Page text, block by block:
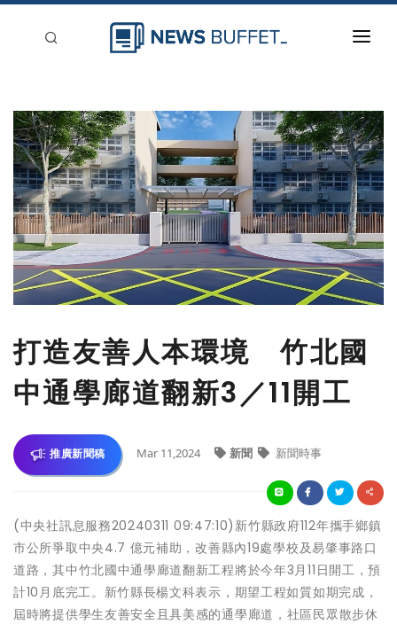
新聞稿分類
登入
刊登
打造友善人本環境 竹北國
中通學廊道翻新3／11開工
推廣新聞稿 Mar 11,2024 新聞 新聞時事
(中央社訊息服務20240311 09:47:10)新竹縣政府112年攜手鄉鎮
市公所爭取中央4.7 億元補助，改善縣內19處學校及易肇事路口
道路，其中竹北國中通學廊道翻新工程將於今年3月11日開工，預
計10月底完工。新竹縣長楊文科表示，期望工程如質如期完成，
屆時將提供學生友善安全且具美感的通學廊道，社區民眾散步休